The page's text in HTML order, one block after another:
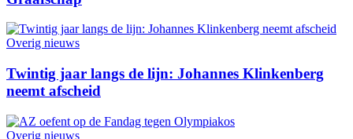
Overig nieuws
Twintig jaar langs de lijn: Johannes Klinkenberg
neemt afscheid
Overig nieuws